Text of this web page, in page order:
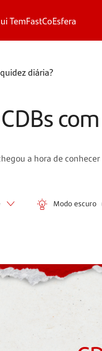
TemFastCoEsfera
diária?
a hora de
Modo escuro